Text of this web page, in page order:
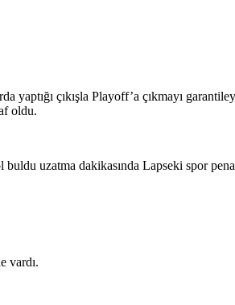
çıkışla Playoff’a çıkmayı
oldu.
uzatma dakikasında Lapseki spor
vardı.